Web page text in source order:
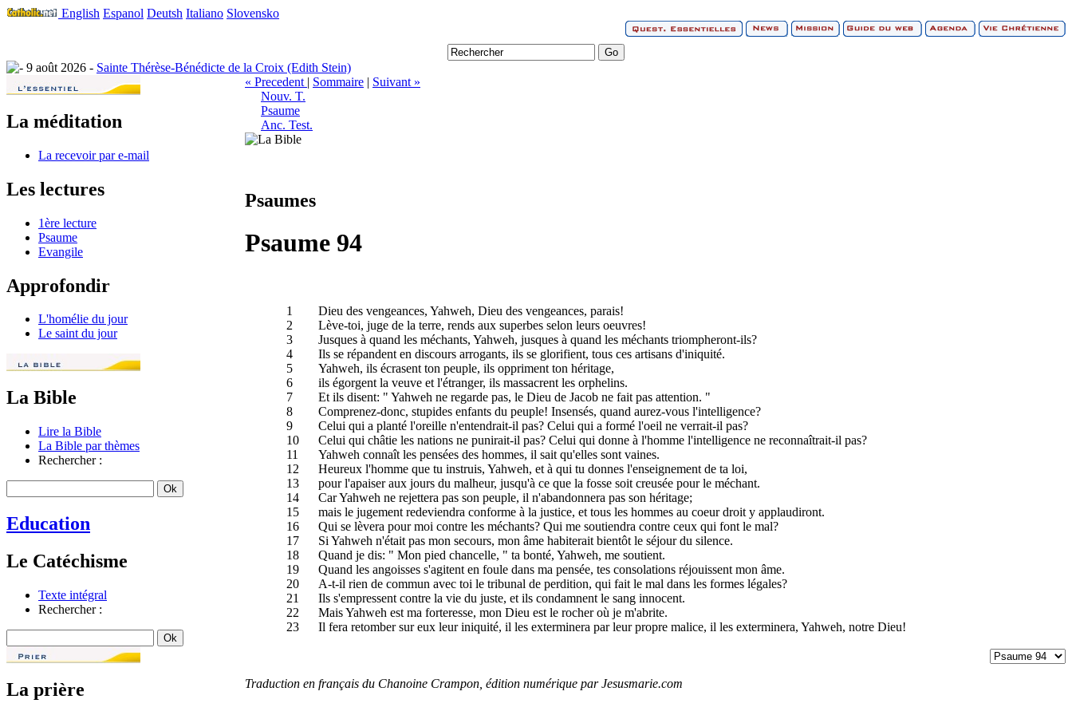
English Espanol Deutsh Italiano Slovensko
9 août 2026 - Sainte Thérèse-Bénédicte de la Croix (Edith Stein)
La méditation
La recevoir par e-mail
Les lectures
1ère lecture
Psaume
Evangile
Approfondir
L'homélie du jour
Le saint du jour
La Bible
Lire la Bible
La Bible par thèmes
Rechercher :
Education
Le Catéchisme
Texte intégral
Rechercher :
La prière
« Precedent | Sommaire | Suivant »
Nouv. T.
Psaume
Anc. Test.
Psaumes
Psaume 94
1
Dieu des vengeances, Yahweh, Dieu des vengeances, parais!
2
Lève-toi, juge de la terre, rends aux superbes selon leurs oeuvres!
3
Jusques à quand les méchants, Yahweh, jusques à quand les méchants triompheront-ils?
4
Ils se répandent en discours arrogants, ils se glorifient, tous ces artisans d'iniquité.
5
Yahweh, ils écrasent ton peuple, ils oppriment ton héritage,
6
ils égorgent la veuve et l'étranger, ils massacrent les orphelins.
7
Et ils disent: " Yahweh ne regarde pas, le Dieu de Jacob ne fait pas attention. "
8
Comprenez-donc, stupides enfants du peuple! Insensés, quand aurez-vous l'intelligence?
9
Celui qui a planté l'oreille n'entendrait-il pas? Celui qui a formé l'oeil ne verrait-il pas?
10
Celui qui châtie les nations ne punirait-il pas? Celui qui donne à l'homme l'intelligence ne reconnaîtrait-il pas?
11
Yahweh connaît les pensées des hommes, il sait qu'elles sont vaines.
12
Heureux l'homme que tu instruis, Yahweh, et à qui tu donnes l'enseignement de ta loi,
13
pour l'apaiser aux jours du malheur, jusqu'à ce que la fosse soit creusée pour le méchant.
14
Car Yahweh ne rejettera pas son peuple, il n'abandonnera pas son héritage;
15
mais le jugement redeviendra conforme à la justice, et tous les hommes au coeur droit y applaudiront.
16
Qui se lèvera pour moi contre les méchants? Qui me soutiendra contre ceux qui font le mal?
17
Si Yahweh n'était pas mon secours, mon âme habiterait bientôt le séjour du silence.
18
Quand je dis: " Mon pied chancelle, " ta bonté, Yahweh, me soutient.
19
Quand les angoisses s'agitent en foule dans ma pensée, tes consolations réjouissent mon âme.
20
A-t-il rien de commun avec toi le tribunal de perdition, qui fait le mal dans les formes légales?
21
Ils s'empressent contre la vie du juste, et ils condamnent le sang innocent.
22
Mais Yahweh est ma forteresse, mon Dieu est le rocher où je m'abrite.
23
Il fera retomber sur eux leur iniquité, il les exterminera par leur propre malice, il les exterminera, Yahweh, notre Dieu!
Traduction en français du Chanoine Crampon, édition numérique par Jesusmarie.com